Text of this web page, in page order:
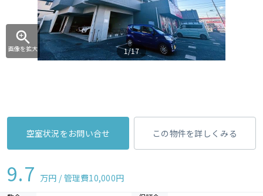
画像を拡大 1/17
空室状況をお問い合せ この物件を詳しくみる
9.7 万円 / 管理費10,000円